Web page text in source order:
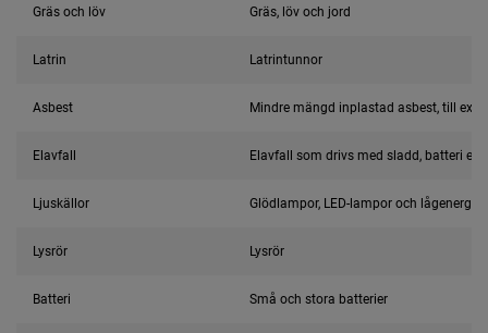
Gräs och löv Gräs, löv och jord
Latrin Latrintunnor
Asbest Mindre mängd inplastad asbest, till
Elavfall Elavfall som drivs med sladd, batteri
Ljuskällor Glödlampor, LED-lampor och
Lysrör Lysrör
Batteri Små och stora batterier